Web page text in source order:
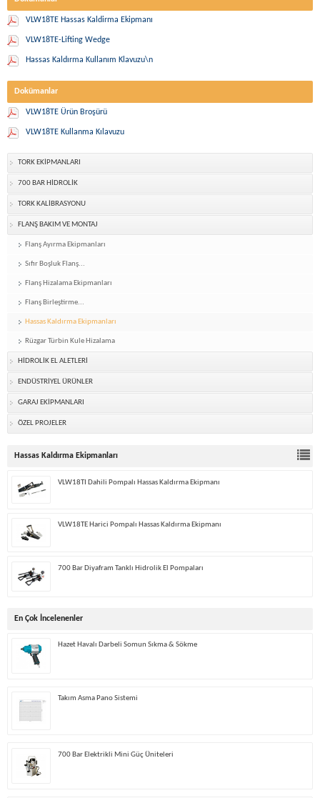
VLW18TE Hassas Kaldirma Ekipmanı
VLW18TE-Lifting Wedge
Hassas Kaldırma Kullanım Klavuzu\n
Dokümanlar
VLW18TE Ürün Broşürü
VLW18TE Kullanma Kılavuzu
TORK EKİPMANLARI
700 BAR HİDROLİK
TORK KALİBRASYONU
FLANŞ BAKIM VE MONTAJ
Flanş Ayırma Ekipmanları
Sıfır Boşluk Flanş...
Flanş Hizalama Ekipmanları
Flanş Birleştirme...
Hassas Kaldırma Ekipmanları
Rüzgar Türbin Kule Hizalama
HİDROLİK EL ALETLERİ
ENDÜSTRİYEL ÜRÜNLER
GARAJ EKİPMANLARI
ÖZEL PROJELER
Hassas Kaldırma Ekipmanları
VLW18TI Dahili Pompalı Hassas Kaldırma Ekipmanı
VLW18TE Harici Pompalı Hassas Kaldırma Ekipmanı
700 Bar Diyafram Tanklı Hidrolik El Pompaları
En Çok İncelenenler
Hazet Havalı Darbeli Somun Sıkma & Sökme
Takım Asma Pano Sistemi
700 Bar Elektrikli Mini Güç Üniteleri